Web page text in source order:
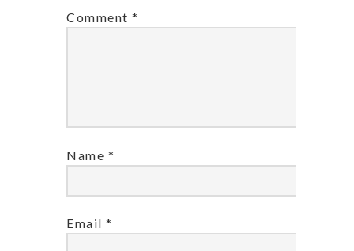
Comment *
Name *
Email *